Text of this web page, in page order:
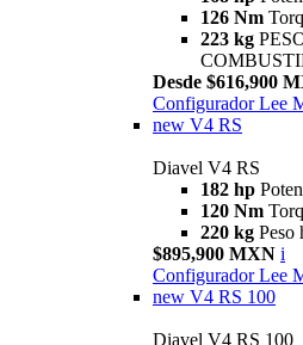
126 Nm
223 kg
Desde $616,900
Configurador Lee
new V4 RS
Diavel V4 RS
182 hp
120 Nm
220 kg Peso
$895,900 MXN i
Configurador Lee
new V4 RS 100
Diavel V4 RS 100